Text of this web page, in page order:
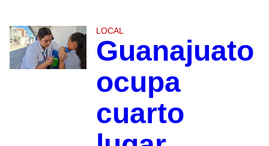
LOCAL
Guanajuato
ocupa
cuarto